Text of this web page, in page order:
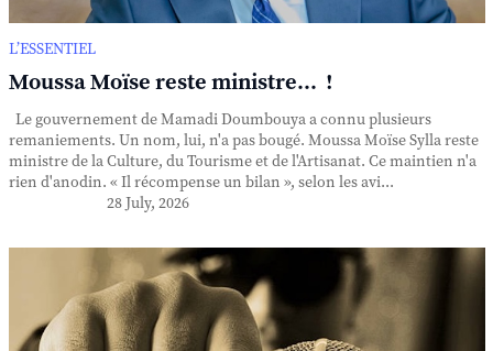
L’ESSENTIEL
Moussa Moïse reste ministre... !
Le gouvernement de Mamadi Doumbouya a connu plusieurs
remaniements. Un nom, lui, n'a pas bougé. Moussa Moïse Sylla reste
ministre de la Culture, du Tourisme et de l'Artisanat. Ce maintien n'a
rien d'anodin. « Il récompense un bilan », selon les avi...
28 July, 2026